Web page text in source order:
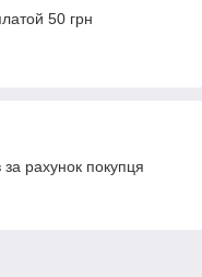
50 грн
рахунок покупця